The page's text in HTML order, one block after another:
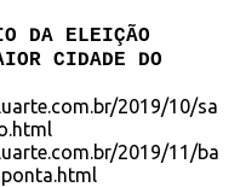
DA ELEIÇÃO
CIDADE DO
2019/10/sa
2019/11/ba